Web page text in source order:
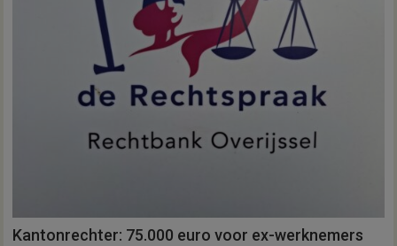
Kantonrechter: 75.000 euro voor ex-werknemers